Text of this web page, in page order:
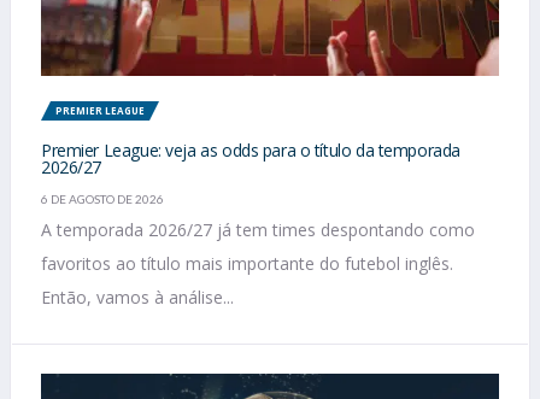
PREMIER LEAGUE
Premier League: veja as odds para o título da temporada
2026/27
6 DE AGOSTO DE 2026
A temporada 2026/27 já tem times despontando como
favoritos ao título mais importante do futebol inglês.
Então, vamos à análise...